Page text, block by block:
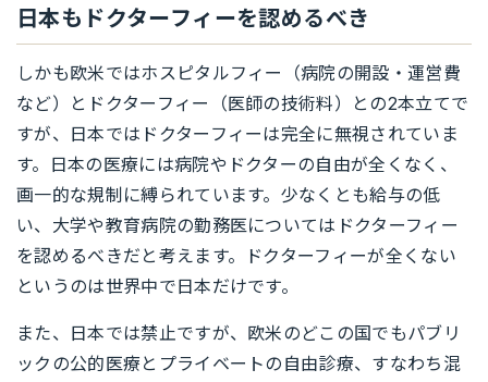
日本もドクターフィーを認めるべき
しかも欧米ではホスピタルフィー（病院の開設・運営費
など）とドクターフィー（医師の技術料）との2本立てで
すが、日本ではドクターフィーは完全に無視されていま
す。日本の医療には病院やドクターの自由が全くなく、
画一的な規制に縛られています。少なくとも給与の低
い、大学や教育病院の勤務医についてはドクターフィー
を認めるべきだと考えます。ドクターフィーが全くない
というのは世界中で日本だけです。
また、日本では禁止ですが、欧米のどこの国でもパブリ
ックの公的医療とプライベートの自由診療、すなわち混